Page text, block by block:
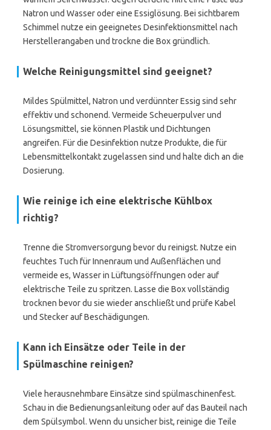
Natron und Wasser oder eine Essiglösung. Bei sichtbarem
Schimmel nutze ein geeignetes Desinfektionsmittel nach
Herstellerangaben und trockne die Box gründlich.
Welche Reinigungsmittel sind geeignet?
Mildes Spülmittel, Natron und verdünnter Essig sind sehr
effektiv und schonend. Vermeide Scheuerpulver und
Lösungsmittel, sie können Plastik und Dichtungen
angreifen. Für die Desinfektion nutze Produkte, die für
Lebensmittelkontakt zugelassen sind und halte dich an die
Dosierung.
Wie reinige ich eine elektrische Kühlbox
richtig?
Trenne die Stromversorgung bevor du reinigst. Nutze ein
feuchtes Tuch für Innenraum und Außenflächen und
vermeide es, Wasser in Lüftungsöffnungen oder auf
elektrische Teile zu spritzen. Lasse die Box vollständig
trocknen bevor du sie wieder anschließt und prüfe Kabel
und Stecker auf Beschädigungen.
Kann ich Einsätze oder Teile in der
Spülmaschine reinigen?
Viele herausnehmbare Einsätze sind spülmaschinenfest.
Schau in die Bedienungsanleitung oder auf das Bauteil nach
dem Spülsymbol. Wenn du unsicher bist, reinige die Teile